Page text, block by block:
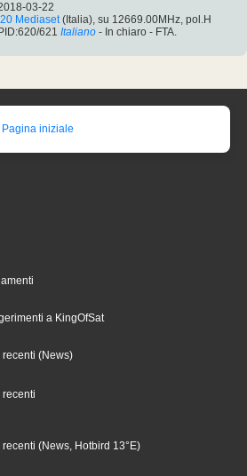
03-22
20 Mediaset(Italia), su 12669.00MHz, pol.H
621 Italiano - In chiaro - FTA.
Pagina iniziale
a KingOfSat
(News)
(News, Hotbird 13°E)